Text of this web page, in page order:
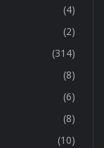
(4)
(2)
(314)
(8)
(6)
(8)
(10)